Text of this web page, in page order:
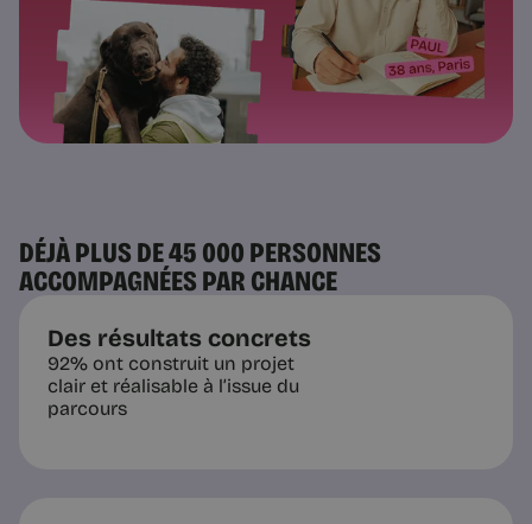
DÉJÀ PLUS DE 45 000 PERSONNES
ACCOMPAGNÉES PAR CHANCE
Des résultats concrets
92% ont construit un projet
clair et réalisable à l’issue du
parcours